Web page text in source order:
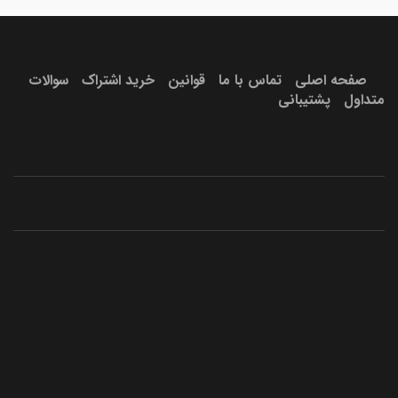
صفحه اصلی تماس با ما قوانین خرید اشتراک سوالات
متداول
پشتیبانی